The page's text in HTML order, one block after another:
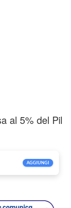
al 5% del Pil
AGGIUNGI